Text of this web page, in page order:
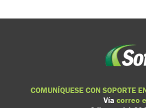
COMUNÍQUESE CON SOPORTE
Vía correo